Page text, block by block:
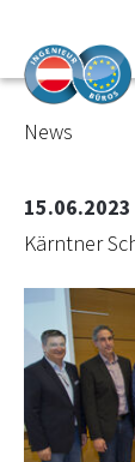
News
15.06.2023
Kärntner